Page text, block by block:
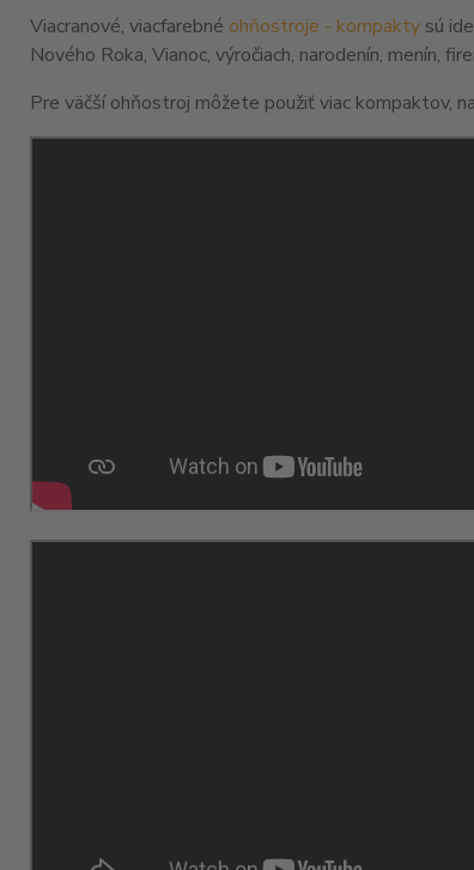
Viacranové, viacfarebné ohňostroje - kompaktysú
Nového Roka, Vianoc, výročiach, narodenín, menín,
Pre väčší ohňostroj môžete použiť viac kompaktov,